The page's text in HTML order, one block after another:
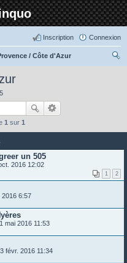
Connexion
Inscription
/ Côte d'Azur
1 sur 1
un 505
2016 12:02
1 2
2016 6:57
mai 2016 11:53
févr. 2016 11:34